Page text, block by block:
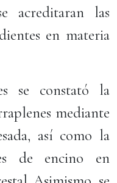
acreditaran las
en materia
se constató la
mediante
así como la
de encino en